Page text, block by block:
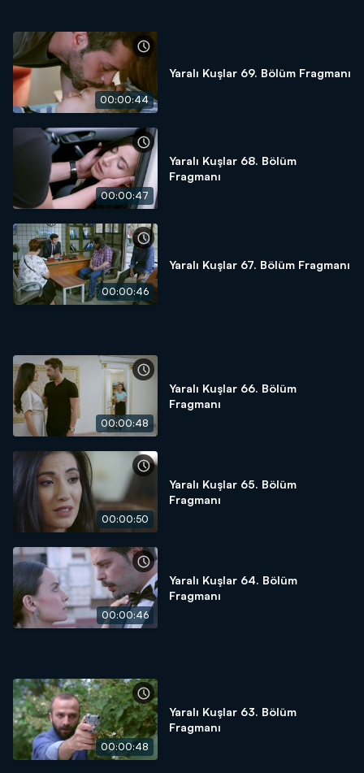
00:00:44
Yaralı Kuşlar 69. Bölüm Fragmanı
00:00:47
Yaralı Kuşlar 68. Bölüm
Fragmanı
00:00:46
Yaralı Kuşlar 67. Bölüm Fragmanı
00:00:48
Yaralı Kuşlar 66. Bölüm
Fragmanı
00:00:50
Yaralı Kuşlar 65. Bölüm
Fragmanı
00:00:46
Yaralı Kuşlar 64. Bölüm
Fragmanı
00:00:48
Yaralı Kuşlar 63. Bölüm
Fragmanı